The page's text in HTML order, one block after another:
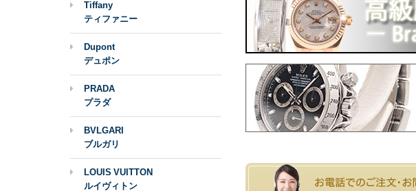
Tiffany
ティファニー
Dupont
デュポン
PRADA
プラダ
BVLGARI
ブルガリ
LOUIS VUITTON
ルイヴィトン